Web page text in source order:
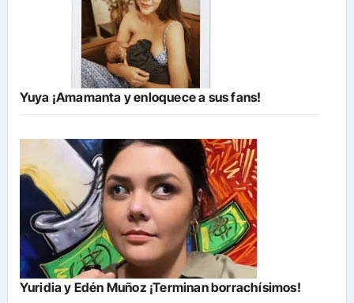
Yuya ¡Amamanta y enloquece a sus fans!
Yuridia y Edén Muñoz ¡Terminan borrachísimos!